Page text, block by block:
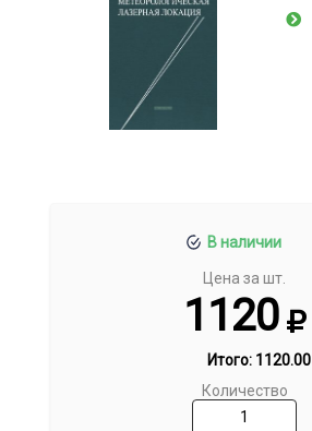
В наличии
Цена за шт.
1120
Итого: 1120.00
Количество